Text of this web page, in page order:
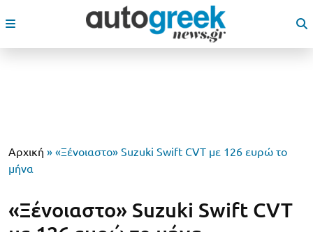
Αρχική » «Ξένοιαστο» Suzuki Swift CVT με 126 ευρώ το
μήνα
«Ξένοιαστο» Suzuki Swift CVT